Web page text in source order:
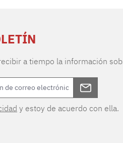
a tiempo la información
y estoy de acuerdo con ella.